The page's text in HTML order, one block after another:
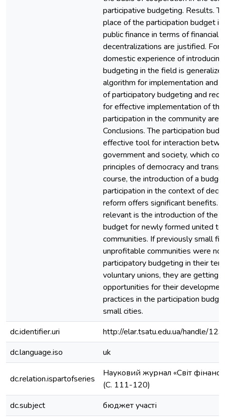
participative budgeting. Results.
place of the participation budget
public finance in terms of financial
decentralizations are justified.
domestic experience of
budgeting in the field is
algorithm for implementation and
of participatory budgeting and
for effective implementation of
participation in the community are
Conclusions. The participation
effective tool for interaction
government and society, which
principles of democracy and
course, the introduction of a
participation in the context of
reform offers significant benefits.
relevant is the introduction of the
budget for newly formed united
communities. If previously small
unprofitable communities were
participatory budgeting in their
voluntary unions, they are getting
opportunities for their
practices in the participation
small cities.
dc.identifier.uri
http://elar.tsatu.edu.ua/handle/
dc.language.iso
uk
dc.relation.ispartofseries
Науковий журнал «Світ
(С. 111-120)
dc.subject
бюджет участі